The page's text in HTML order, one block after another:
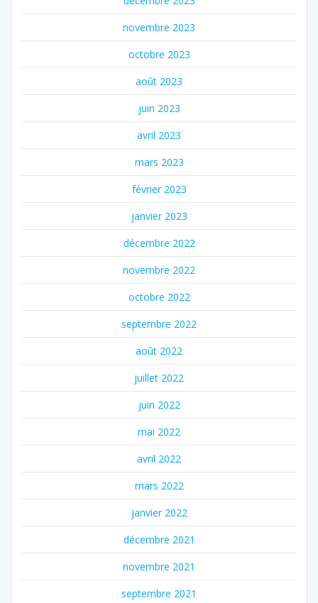
novembre 2023
octobre 2023
août 2023
juin 2023
avril 2023
mars 2023
février 2023
janvier 2023
décembre 2022
novembre 2022
octobre 2022
septembre 2022
août 2022
juillet 2022
juin 2022
mai 2022
avril 2022
mars 2022
janvier 2022
décembre 2021
novembre 2021
septembre 2021